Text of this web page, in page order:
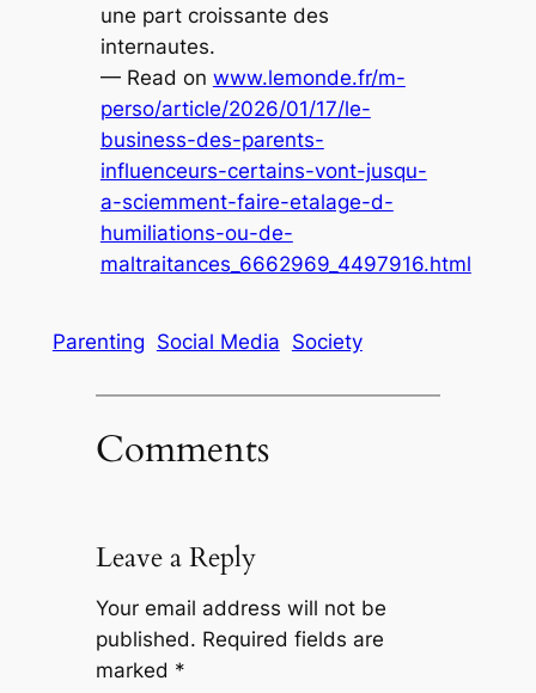
une part croissante des
internautes.
— Read on www.lemonde.fr/m-
perso/article/2026/01/17/le-
business-des-parents-
influenceurs-certains-vont-jusqu-
a-sciemment-faire-etalage-d-
humiliations-ou-de-
maltraitances_6662969_4497916.html
Parenting Social Media Society
Comments
Leave a Reply
Your email address will not be
published. Required fields are
marked *